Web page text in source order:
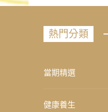
熱門分類
當期精選
健康養生